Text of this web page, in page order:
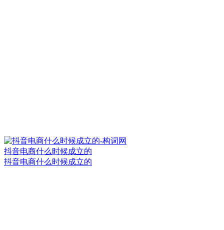
抖音电商什么时候成立的
抖音电商什么时候成立的